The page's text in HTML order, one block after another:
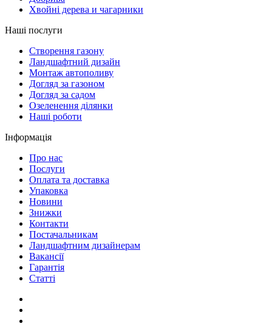
Хвойні дерева и чагарники
Наші послуги
Створення газону
Ландшафтний дизайн
Монтаж автополиву
Догляд за газоном
Догляд за садом
Озеленення ділянки
Наші роботи
Інформація
Про нас
Послуги
Оплата та доставка
Упаковка
Новини
Знижки
Контакти
Постачальникам
Ландшафтним дизайнерам
Вакансії
Гарантія
Статті